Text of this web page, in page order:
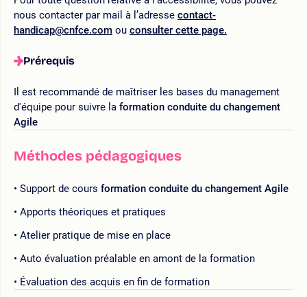
nous contacter par mail à l’adresse contact-
handicap@cnfce.com ou consulter cette page.
Prérequis
Il est recommandé de maîtriser les bases du management
d'équipe pour suivre la formation conduite du changement
Agile
Méthodes pédagogiques
Support de cours formation conduite du changement Agile
Apports théoriques et pratiques
Atelier pratique de mise en place
Auto évaluation préalable en amont de la formation
Évaluation des acquis en fin de formation